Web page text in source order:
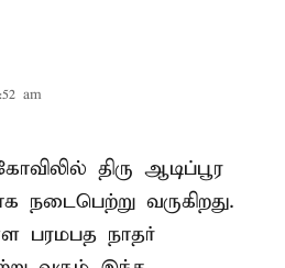
am
திரு ஆடிப்பூர
நடைபெற்று வருகிறது.
பரமபத நாதர்